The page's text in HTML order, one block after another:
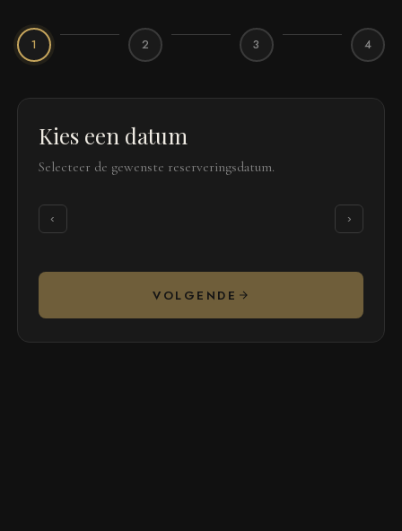
1 2 3 4
Kies een datum
Selecteer de gewenste reserveringsdatum.
‹ ›
VOLGENDE